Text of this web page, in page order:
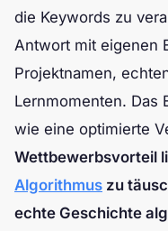
die Keywords zu
Antwort mit eigenen
Projektnamen,
Lernmomenten. Das
wie eine optimierte
Wettbewerbsvorteil
Algorithmus zu
echte Geschichte